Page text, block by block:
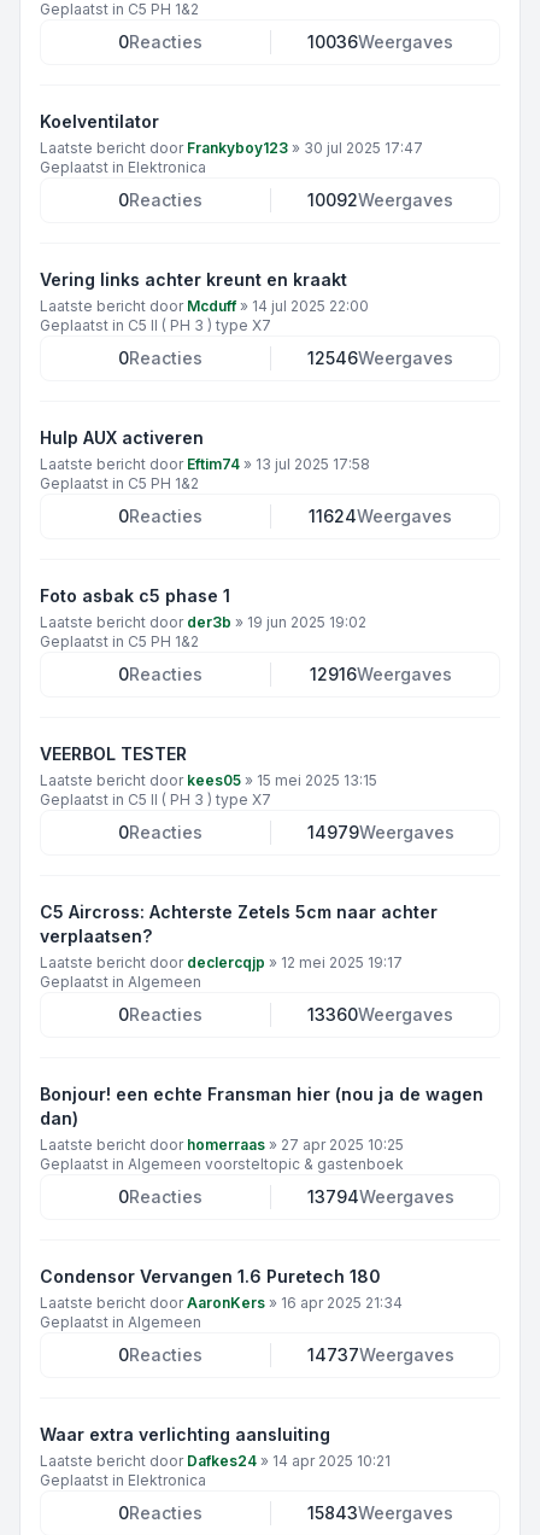
Geplaatst in C5 PH 1&2
0Reacties 10036Weergaves
Koelventilator
Laatste bericht door Frankyboy123 » 30 jul 2025 17:47
Geplaatst in Elektronica
0Reacties 10092Weergaves
Vering links achter kreunt en kraakt
Laatste bericht door Mcduff» 14 jul 2025 22:00
Geplaatst in C5 II ( PH 3 ) type X7
0Reacties 12546Weergaves
Hulp AUX activeren
Laatste bericht door Eftim74 » 13 jul 2025 17:58
Geplaatst in C5 PH 1&2
0Reacties 11624Weergaves
Foto asbak c5 phase 1
Laatste bericht door der3b » 19 jun 2025 19:02
Geplaatst in C5 PH 1&2
0Reacties 12916Weergaves
VEERBOL TESTER
Laatste bericht door kees05 » 15 mei 2025 13:15
Geplaatst in C5 II ( PH 3 ) type X7
0Reacties 14979Weergaves
C5 Aircross: Achterste Zetels 5cm naar achter
verplaatsen?
Laatste bericht door declercqjp » 12 mei 2025 19:17
Geplaatst in Algemeen
0Reacties 13360Weergaves
Bonjour! een echte Fransman hier (nou ja de wagen
dan)
Laatste bericht door homerraas » 27 apr 2025 10:25
Geplaatst in Algemeen voorsteltopic & gastenboek
0Reacties 13794Weergaves
Condensor Vervangen 1.6 Puretech 180
Laatste bericht doorAaronKers » 16 apr 2025 21:34
Geplaatst in Algemeen
0Reacties 14737Weergaves
Waar extra verlichting aansluiting
Laatste bericht door Dafkes24 » 14 apr 2025 10:21
Geplaatst in Elektronica
0Reacties 15843Weergaves